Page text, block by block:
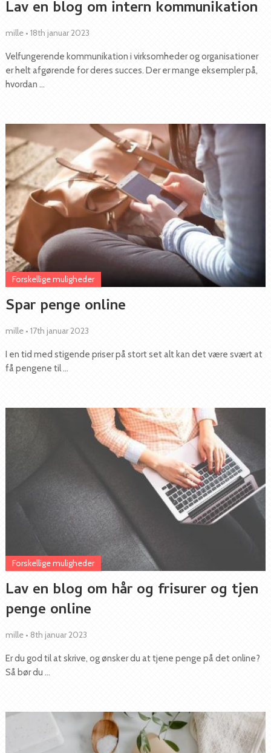
Lav en blog om intern kommunikation
mille • 18th januar 2023
Velfungerende kommunikation i virksomheder og organisationer
er helt afgørende for deres succes. Der er mange eksempler på,
hvordan …
Spar penge online
Forskellige muligheder
mille • 17th januar 2023
I en tid med stigende priser på stort set alt kan det være svært at
få pengene til …
Lav en blog om hår og frisurer og tjen
penge online
Forskellige muligheder
mille • 8th januar 2023
Er du god til at skrive, og ønsker du at tjene penge på det online?
Så bør du …